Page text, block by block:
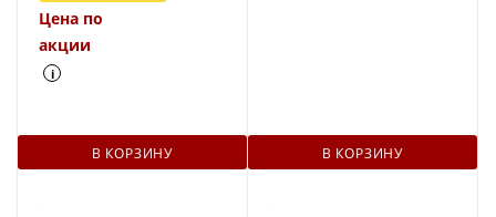
Цена по
акции
i
В КОРЗИНУ В КОРЗИНУ